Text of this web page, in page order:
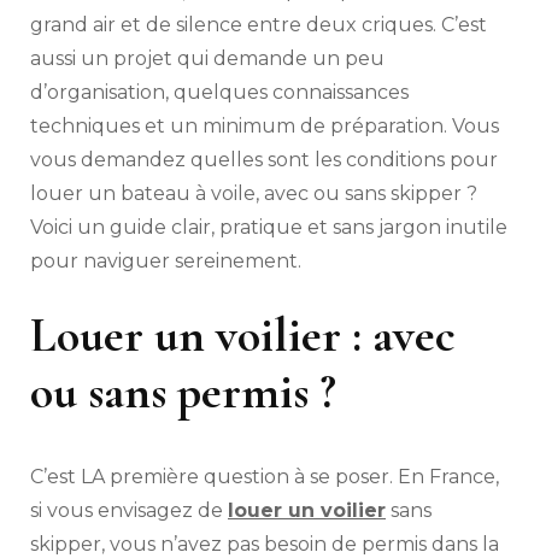
grand air et de silence entre deux criques. C’est
aussi un projet qui demande un peu
d’organisation, quelques connaissances
techniques et un minimum de préparation. Vous
vous demandez quelles sont les conditions pour
louer un bateau à voile, avec ou sans skipper ?
Voici un guide clair, pratique et sans jargon inutile
pour naviguer sereinement.
Louer un voilier : avec
ou sans permis ?
C’est LA première question à se poser. En France,
si vous envisagez de louer un voilier sans
skipper, vous n’avez pas besoin de permis dans la